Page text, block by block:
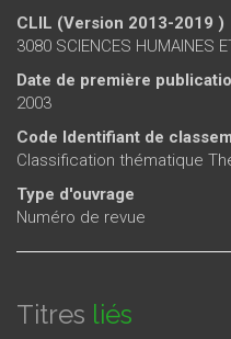
CLIL (Version 2013-2019 )
3080 SCIENCES HUMAINES
Date de première
2003
Code Identifiant de
Classification thématique
Type d'ouvrage
Numéro de revue
Titres liés